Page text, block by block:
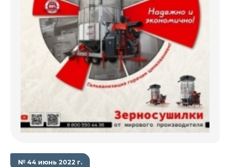
№ 44 июнь 2022 г.